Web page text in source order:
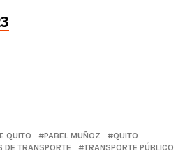
QUITO PABEL MUÑOZ
QUITO
DE TRANSPORTE
TRANSPORTE PÚBLICO